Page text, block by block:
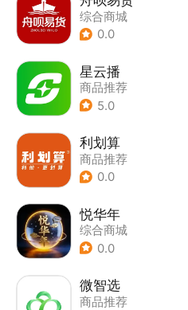
综合商城
0.0
星云播
商品推荐
5.0
利划算
商品推荐
0.0
悦华年
综合商城
0.0
微智选
商品推荐